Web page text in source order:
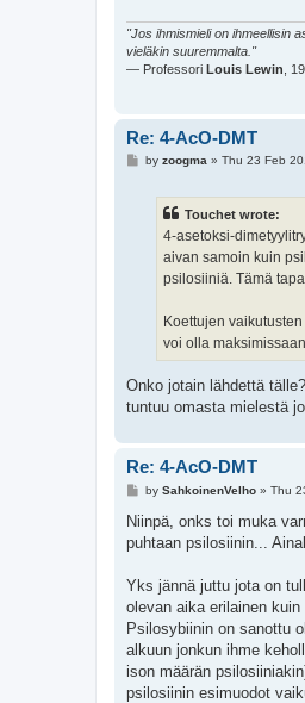
"Jos ihmismieli on ihmeellisin
vieläkin suuremmalta."
— Professori Louis Lewin ,
Re: 4-AcO-DMT
Pby zoogma» Thu 23 Feb
Touchet wrote:
4-asetoksi-
aivan samoin kuin
psilosiiniä. Tämä
Koettujen
voi olla
Onko jotain lähdettä tälle?
tuntuu omasta mielestä
Re: 4-AcO-DMT
P
s
by SahkoinenVelho» Thu
Niinpä, onks toi muka
puhtaan psilosiinin...
Yks jännä juttu jota on
olevan aika erilainen
Psilosybiinin on sanottu
alkuun jonkun ihme
ison määrän
psilosiinin esimuodot